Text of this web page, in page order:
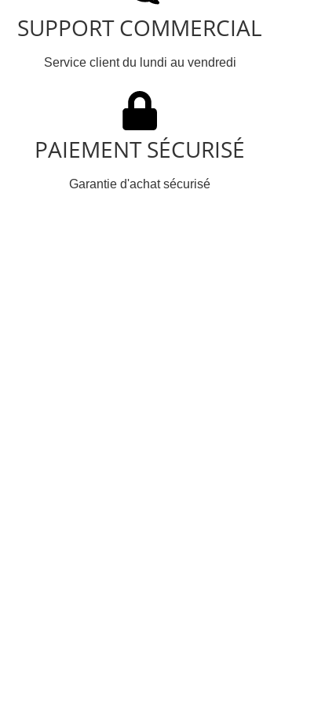
SUPPORT COMMERCIAL
Service client du lundi au vendredi
PAIEMENT SÉCURISÉ
Garantie d'achat sécurisé